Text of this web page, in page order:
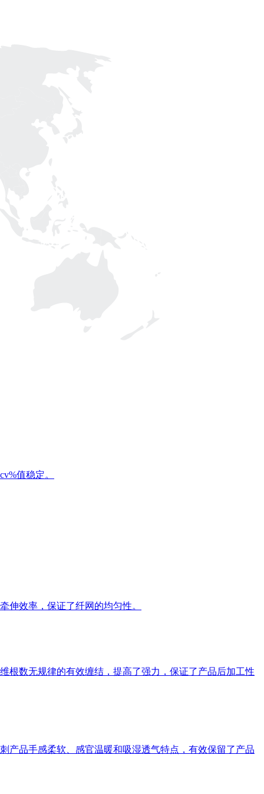
值稳定。
伸效率，保证了纤网的均匀性。
根数无规律的有效缠结，提高了强力，保证了产品后加工性
产品手感柔软、感官温暖和吸湿透气特点，有效保留了产品